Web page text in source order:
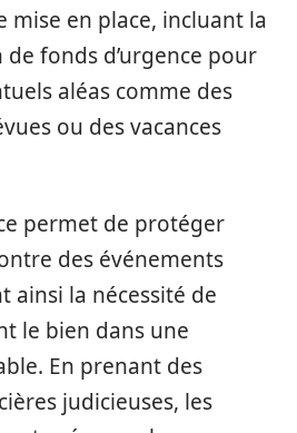
mise en place, incluant la
fonds d’urgence pour
aléas comme des
ou des vacances
permet de protéger
des événements
ainsi la nécessité de
le bien dans une
En prenant des
judicieuses, les